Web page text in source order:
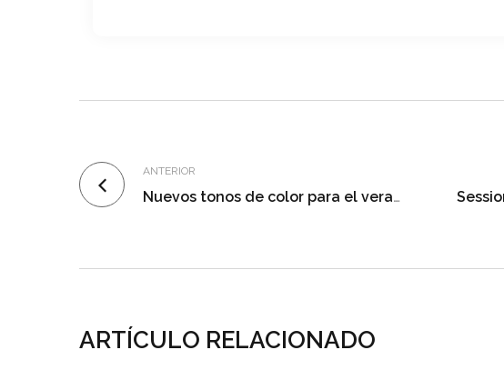
ANTERIOR
Nuevos tonos de color para el verano
ARTÍCULO RELACIONADO